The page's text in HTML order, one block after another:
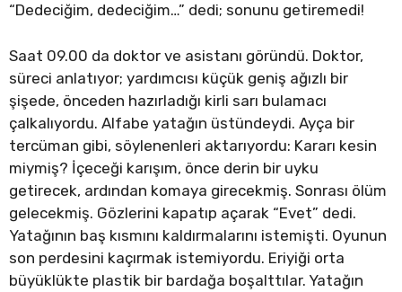
“Dedeciğim, dedeciğim…” dedi; sonunu getiremedi!
Saat 09.00 da doktor ve asistanı göründü. Doktor,
süreci anlatıyor; yardımcısı küçük geniş ağızlı bir
şişede, önceden hazırladığı kirli sarı bulamacı
çalkalıyordu. Alfabe yatağın üstündeydi. Ayça bir
tercüman gibi, söylenenleri aktarıyordu: Kararı kesin
miymiş? İçeceği karışım, önce derin bir uyku
getirecek, ardından komaya girecekmiş. Sonrası ölüm
gelecekmiş. Gözlerini kapatıp açarak “Evet” dedi.
Yatağının baş kısmını kaldırmalarını istemişti. Oyunun
son perdesini kaçırmak istemiyordu. Eriyiği orta
büyüklükte plastik bir bardağa boşalttılar. Yatağın